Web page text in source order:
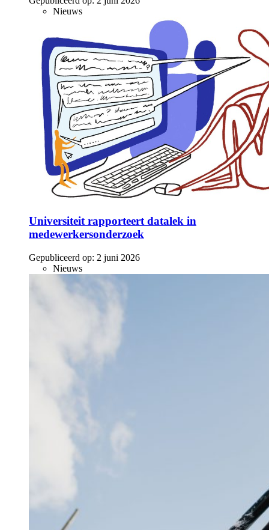
Nieuws
Universiteit rapporteert datalek in
medewerkersonderzoek
Gepubliceerd op: 2 juni 2026
Nieuws